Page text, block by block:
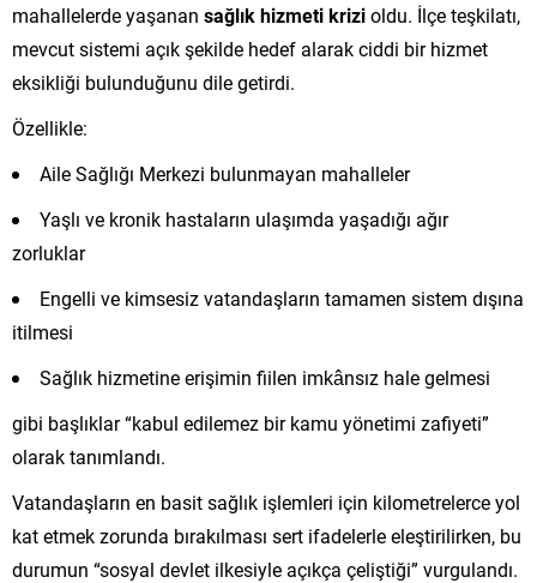
mahallelerde yaşanan sağlık hizmeti krizioldu. İlçe teşkilatı,
mevcut sistemi açık şekilde hedef alarak ciddi bir hizmet
eksikliği bulunduğunu dile getirdi.
Özellikle:
Aile Sağlığı Merkezi bulunmayan mahalleler
Yaşlı ve kronik hastaların ulaşımda yaşadığı ağır
zorluklar
Engelli ve kimsesiz vatandaşların tamamen sistem dışına
itilmesi
Sağlık hizmetine erişimin fiilen imkânsız hale gelmesi
gibi başlıklar “kabul edilemez bir kamu yönetimi zafiyeti”
olarak tanımlandı.
Vatandaşların en basit sağlık işlemleri için kilometrelerce yol
kat etmek zorunda bırakılması sert ifadelerle eleştirilirken, bu
durumun “sosyal devlet ilkesiyle açıkça çeliştiği” vurgulandı.